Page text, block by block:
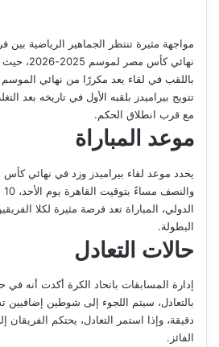
مواجهة مثيرة تنتظر الجماهير الرياضية بين
نهائي كأس
باللقب في لقاء يعد مكررًا من نهائي
تتويج بيراميدز بلقبه الأول في تاريخه بعد
مع قرب انطلاق الحكم.
موعد المباراة
يحدد موعد لقاء بيراميدز وزد في نهائي كأس
الدولي، المباراة تعد فرصة مثيرة لكلا
البطولة.
حالات التعادل
إدارة المسابقات باتحاد الكرة أكدت أنه في
دقيقة، وإذا استمر التعادل، يحتكم الفريقان
الفائز.